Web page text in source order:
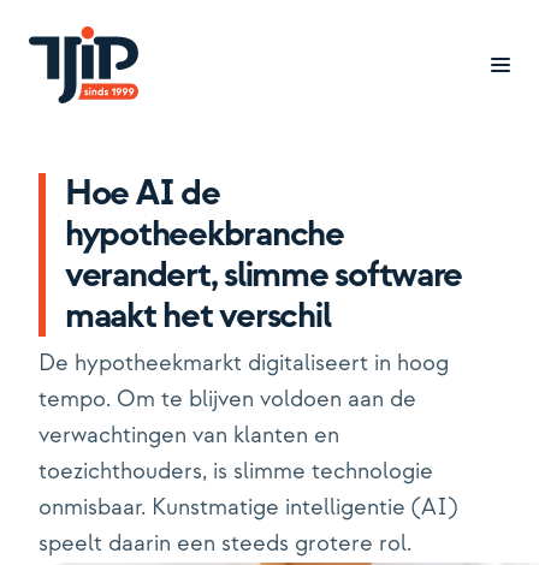
Branches
Cases
Oplossingen
Inzicht
Over ons
Contact
Hoe AI de
hypotheekbranche
verandert, slimme software
maakt het verschil
De hypotheekmarkt digitaliseert in hoog
tempo. Om te blijven voldoen aan de
verwachtingen van klanten en
toezichthouders, is slimme technologie
onmisbaar. Kunstmatige intelligentie (AI)
speelt daarin een steeds grotere rol.